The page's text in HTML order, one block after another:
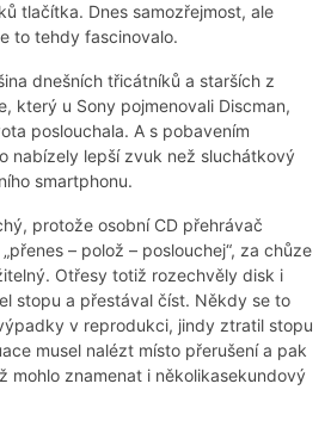
tlačítka. Dnes samozřejmost, ale
to tehdy fascinovalo.
dnešních třicátníků a starších z
který u Sony pojmenovali Discman,
poslouchala. A s pobavením
nabízely lepší zvuk než sluchátkový
smartphonu.
protože osobní CD přehrávač
– polož – poslouchej“, za chůze
Otřesy totiž rozechvěly disk i
stopu a přestával číst. Někdy se to
v reprodukci, jindy ztratil stopu
musel nalézt místo přerušení a pak
mohlo znamenat i několikasekundový